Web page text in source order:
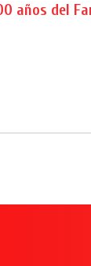
años del